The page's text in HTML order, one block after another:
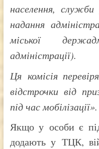
населення,
надання
міської
адміністрації).
Ця комісія
відстрочки від
під час мобілізації».
Якщо у особи є
додають у ТЦК,